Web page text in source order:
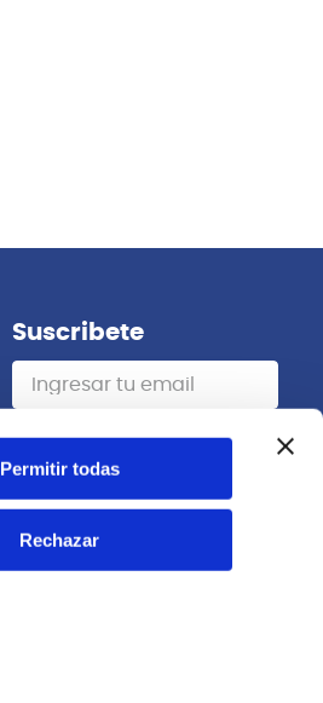
Permitir todas
Rechazar